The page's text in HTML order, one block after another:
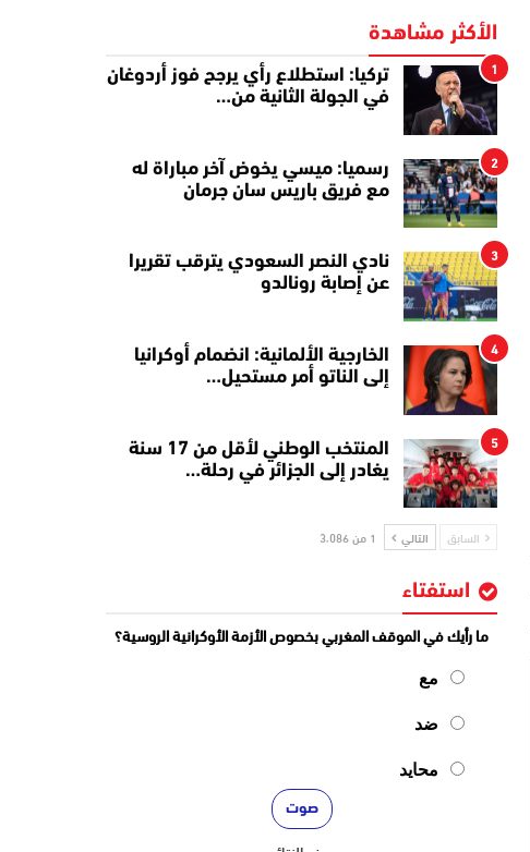
الأكثر مشاهدة
1
تركيا: استطلاع رأي يرجح فوز أردوغان
في الجولة الثانية من…
2
رسميا: ميسي يخوض آخر مباراة له
مع فريق باريس سان جرمان
3
نادي النصر السعودي يترقب تقريرا
عن إصابة رونالدو
4
الخارجية الألمانية: انضمام أوكرانيا
إلى الناتو أمر مستحيل…
5
المنتخب الوطني لأقل من 17 سنة
يغادر إلى الجزائر في رحلة…
السابق التالي 1 من 3٬086
استفتاء
ما رأيك في الموقف المغربي بخصوص الأزمة الأوكرانية الروسية؟
مع
ضد
محايد